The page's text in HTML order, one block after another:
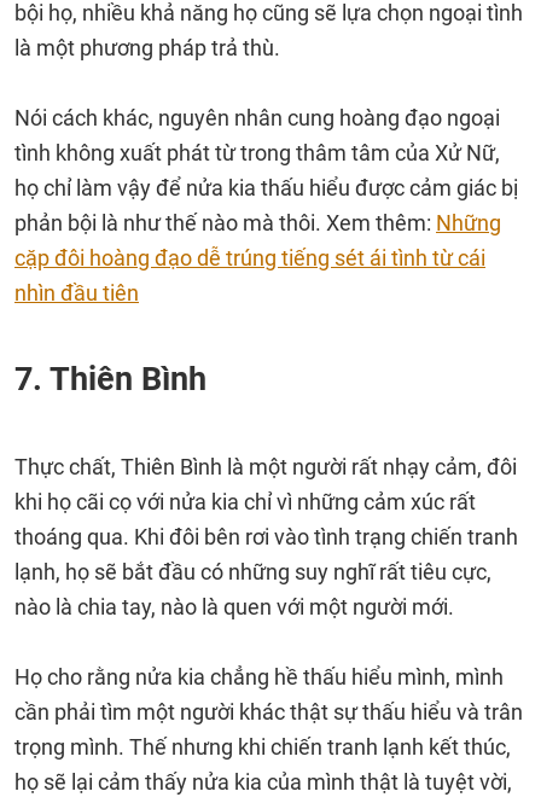
bội họ, nhiều khả năng họ cũng sẽ lựa chọn ngoại tình
là một phương pháp trả thù.
Nói cách khác, nguyên nhân cung hoàng đạo ngoại
tình không xuất phát từ trong thâm tâm của Xử Nữ,
họ chỉ làm vậy để nửa kia thấu hiểu được cảm giác bị
phản bội là như thế nào mà thôi. Xem thêm: Những
cặp đôi hoàng đạo dễ trúng tiếng sét ái tình từ cái
nhìn đầu tiên
7. Thiên Bình
Thực chất, Thiên Bình là một người rất nhạy cảm, đôi
khi họ cãi cọ với nửa kia chỉ vì những cảm xúc rất
thoáng qua. Khi đôi bên rơi vào tình trạng chiến tranh
lạnh, họ sẽ bắt đầu có những suy nghĩ rất tiêu cực,
nào là chia tay, nào là quen với một người mới.
Họ cho rằng nửa kia chẳng hề thấu hiểu mình, mình
cần phải tìm một người khác thật sự thấu hiểu và trân
trọng mình. Thế nhưng khi chiến tranh lạnh kết thúc,
họ sẽ lại cảm thấy nửa kia của mình thật là tuyệt vời,